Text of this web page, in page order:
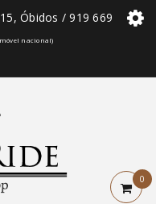
Óbidos / 919 669
nacional)
0